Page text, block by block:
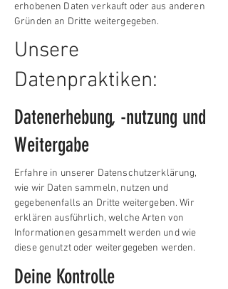
erhobenen Daten verkauft oder aus anderen
Gründen an Dritte weitergegeben.
Unsere
Datenpraktiken:
Datenerhebung, -nutzung und
Weitergabe
Erfahre in unserer Datenschutzerklärung,
wie wir Daten sammeln, nutzen und
gegebenenfalls an Dritte weitergeben. Wir
erklären ausführlich, welche Arten von
Informationen gesammelt werden und wie
diese genutzt oder weitergegeben werden.
Deine Kontrolle